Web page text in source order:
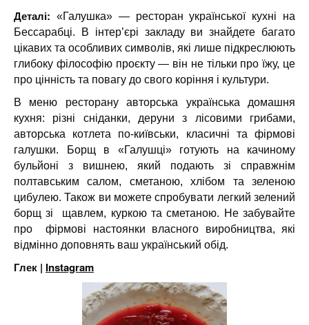
Деталі: «Галушка» — ресторан української кухні на
Бессарабці. В інтер’єрі закладу ви знайдете багато
цікавих та особливих символів, які лише підкреслюють
глибоку філософію проєкту — він не тільки про їжу, це
про цінність та повагу до свого коріння і культури.
В меню ресторану авторська українська домашня
кухня: різні сніданки, деруни з лісовими грибами,
авторська котлета по-київськи, класичні та фірмові
галушки. Борщ в «Галушці» готують на качиному
бульйоні з вишнею, який подають зі справжнім
полтавським салом, сметаною, хлібом та зеленою
цибулею. Також ви можете спробувати легкий зелений
борщ зі щавлем, куркою та сметаною. Не забувайте
про фірмові настоянки власного виробництва, які
відмінно доповнять ваш український обід.
Глек | Instagram